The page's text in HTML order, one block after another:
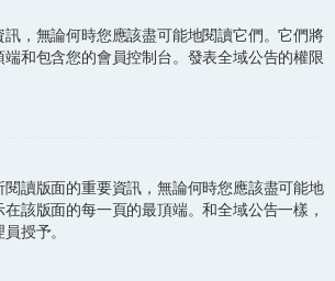
，無論何時您應該盡可能地閱讀它們。它們將
和包含您的會員控制台。發表全域公告的權限
讀版面的重要資訊，無論何時您應該盡可能地
該版面的每一頁的最頂端。和全域公告一樣，
授予。